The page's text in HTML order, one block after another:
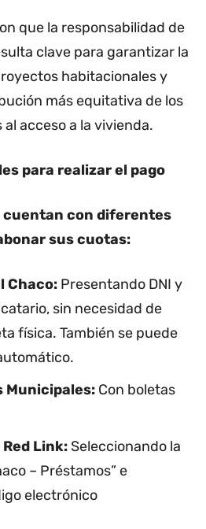
que la responsabilidad de
clave para garantizar la
habitacionales y
más equitativa de los
acceso a la vivienda.
para realizar el pago
cuentan con diferentes
sus cuotas:
Chaco: Presentando DNI y
sin necesidad de
física. También se puede
Municipales: Con boletas
Link: Seleccionando la
– Préstamos” e
electrónico